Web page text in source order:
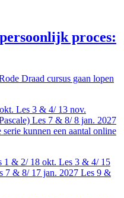
proces:
Draad cursus gaan lopen
Les 3 & 4/ 13 nov.
Les 7 & 8/ 8 jan. 2027
kunnen een aantal online
1 & 2/ 18 okt. Les 3 & 4/ 15
7 & 8/ 17 jan. 2027 Les 9 &